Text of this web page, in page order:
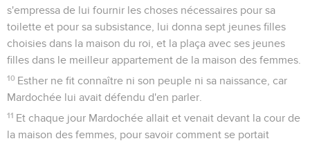
s'empressa de lui fournir les choses nécessaires pour sa
toilette et pour sa subsistance, lui donna sept jeunes filles
choisies dans la maison du roi, et la plaça avec ses jeunes
filles dans le meilleur appartement de la maison des femmes.
10 Esther ne fit connaître ni son peuple ni sa naissance, car
Mardochée lui avait défendu d'en parler.
11 Et chaque jour Mardochée allait et venait devant la cour de
la maison des femmes, pour savoir comment se portait